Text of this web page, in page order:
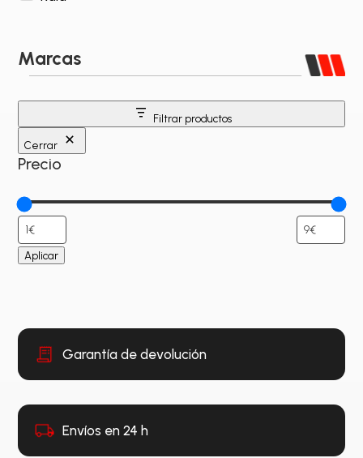
Marcas
Filtrar productos
Cerrar
Precio
Aplicar
Garantía de devolución
Envíos en 24 h